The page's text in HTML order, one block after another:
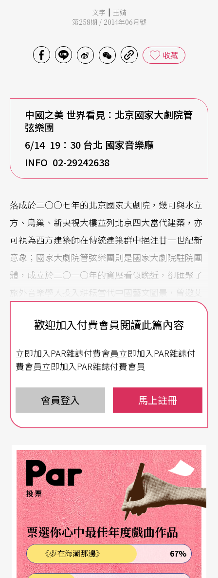
文字 | 王婧
第258期 / 2014年06月號
收藏
中國之美 世界看見：北京國家大劇院管
弦樂團
6/14 19 ：30 台北 國家音樂廳
INFO 02-29242638
落成於二○○七年的北京國家大劇院，幾可與水立
方、鳥巢、新央視大樓並列北京四大當代建築，亦
可視為西方建築師在傳統建築群中挹注廿一世紀新
意象；國家大劇院管弦樂團則是國家大劇院駐院團
體，成立於二○一○年的資歷看似晚近，卻匯聚了
旅外音樂學人投入耕耘當代中國藝文圖景，曾邀艾
森巴赫（C. Eschenbach）、馬捷爾（L. Maazel）、
阿胥肯納吉（V. Ashkenazy）等合作指揮，除了年
巡演國際以外，也常舉辦室內樂活動。
本次演出為首度來台，由首席指揮呂嘉領軍，帶來
貝多芬第六號交響曲《田園》、《梁祝》。呂嘉於
一九八九年獲首屆安東尼奧佩得羅第國際指揮大賽
g Competition），此後合作交響樂團遍布德、法、
義等歐美國家，二○○七年於義大利佩薩羅指揮
《鵲賊》更獲羅西尼歌劇節Best Opera of the Year
殊榮。二○一二年返中擔任北京國家大劇院歌劇總
監與首席指揮，曾監製指揮《羅恩格林》、《托斯
卡》、《費加羅的婚禮》等劇目。
歡迎加入付費會員閱讀此篇內容
立即加入PAR雜誌付費會員立即加入PAR雜誌付
費會員立即加入PAR雜誌付費會員
會員登入 馬上註冊
投票
票選你心中最佳年度戲曲作品
《夢在海潮那邊》 67%